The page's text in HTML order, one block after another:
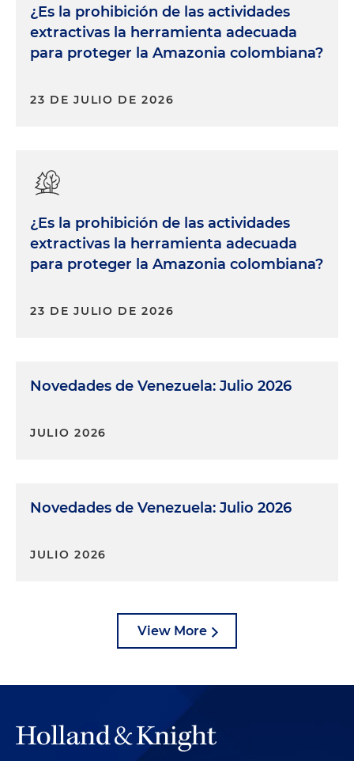
¿Es la prohibición de las actividades
extractivas la herramienta adecuada
para proteger la Amazonia colombiana?
23 DE JULIO DE 2026
¿Es la prohibición de las actividades
extractivas la herramienta adecuada
para proteger la Amazonia colombiana?
23 DE JULIO DE 2026
Novedades de Venezuela: Julio 2026
JULIO 2026
Novedades de Venezuela: Julio 2026
JULIO 2026
View More